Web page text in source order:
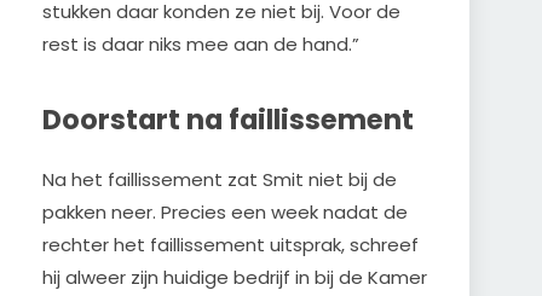
stukken daar konden ze niet bij. Voor de
rest is daar niks mee aan de hand.”
Doorstart na faillissement
Na het faillissement zat Smit niet bij de
pakken neer. Precies een week nadat de
rechter het faillissement uitsprak, schreef
hij alweer zijn huidige bedrijf in bij de Kamer